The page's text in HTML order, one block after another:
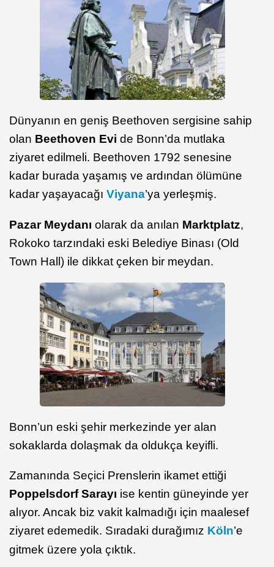
Dünyanın en geniş Beethoven sergisine sahip
olan Beethoven Evi de Bonn’da mutlaka
ziyaret edilmeli. Beethoven 1792 senesine
kadar burada yaşamış ve ardından ölümüne
kadar yaşayacağı Viyana’ya yerleşmiş.
Pazar Meydanı olarak da anılan Marktplatz,
Rokoko tarzındaki eski Belediye Binası (Old
Town Hall) ile dikkat çeken bir meydan.
Bonn’un eski şehir merkezinde yer alan
sokaklarda dolaşmak da oldukça keyifli.
Zamanında Seçici Prenslerin ikamet ettiği
Poppelsdorf Sarayı ise kentin güneyinde yer
alıyor. Ancak biz vakit kalmadığı için maalesef
ziyaret edemedik. Sıradaki durağımız Köln’e
gitmek üzere yola çıktık.